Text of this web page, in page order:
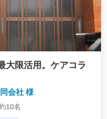
大限活用。ケアコラ
会社 様
10名